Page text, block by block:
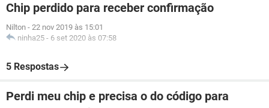
Chip perdido para receber confirmação
Nilton - 22 nov 2019 às 15:01
ninha25 - 6 set 2020 às 07:58
5 Respostas
Perdi meu chip e precisa o do código para